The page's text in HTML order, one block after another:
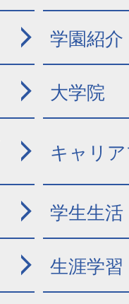
学園紹介
大学院
キャリ
学生生活
生涯学習